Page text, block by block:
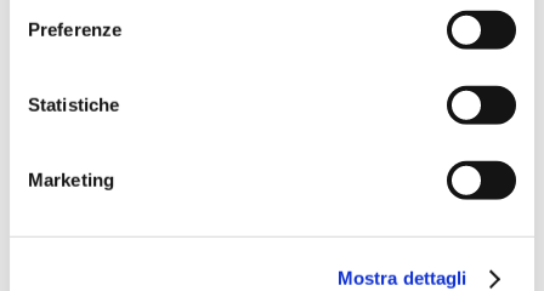
Preferenze
Statistiche
Marketing
Mostra dettagli
Si pubblica il comunicato in merito alla procedura per
detenute da Asco Holding e C.C.I.A.A. di Treviso –
Belluno nella società Asco TLC S.p.A.: aggiudicazione in
imprese formato dalle società Ascopiave S.p.A.
(capogruppo mandataria) e Acantho S.p.A. (mandante).
Comunicato del 29/11/2022